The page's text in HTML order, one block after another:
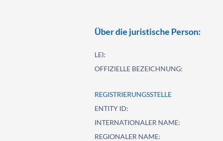
Über die juristische Person:
LEI:
OFFIZIELLE BEZEICHNUNG:
REGISTRIERUNGSSTELLE
ENTITY ID:
INTERNATIONALER NAME:
REGIONALER NAME: